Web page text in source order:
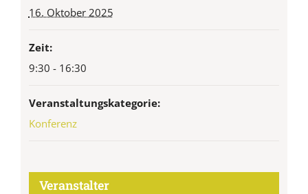
16. Oktober 2025
Zeit:
9:30 - 16:30
Veranstaltungskategorie:
Konferenz
Veranstalter